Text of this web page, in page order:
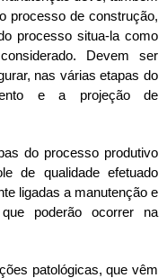
processo de construção,
processo situa-la como
Devem ser
nas várias etapas do
e a projeção de
do processo produtivo
de qualidade efetuado
ligadas a manutenção e
poderão ocorrer na
patológicas, que vêm